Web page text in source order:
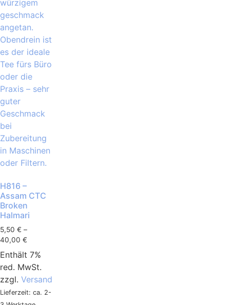
H816 –
Assam CTC
Broken
Halmari
5,50 € –
40,00 €
Enthält 7%
red. MwSt.
zzgl. Versand
Lieferzeit: ca. 2-